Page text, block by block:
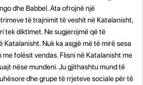
dhe Babbel. Ata ofrojnë një
të trajnimit të veshit në Katalanisht,
tek diktimet. Ne sugjerojmë që të
Katalanisht. Nuk ka asgjë më të mirë sesa
folësit vendas. Flisni në Katalanisht me
nëse mundeni. Ju gjithashtu mund të
dhe grupe të rrjeteve sociale për të